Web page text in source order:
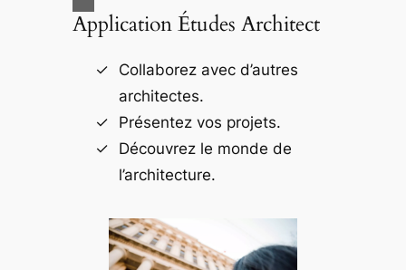
Application Études Architect
Collaborez avec d’autres
architectes.
Présentez vos projets.
Découvrez le monde de
l’architecture.